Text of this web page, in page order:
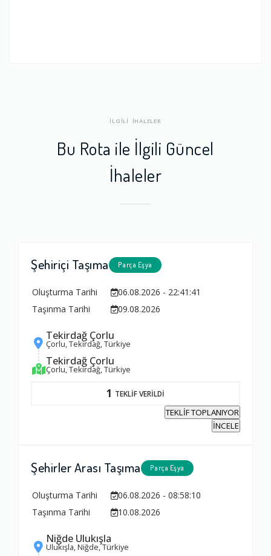
İLGİLİ İHALELER
Bu Rota ile İlgili Güncel
İhaleler
Şehiriçi Taşıma Parça Eşya
Oluşturma Tarihi
06.08.2026 - 22:41:41
Taşınma Tarihi
09.08.2026
Tekirdağ Çorlu
Çorlu, Tekirdağ, Türkiye
Tekirdağ Çorlu
Çorlu, Tekirdağ, Türkiye
1 TEKLİF VERİLDİ
TEKLİF TOPLANIYOR
İNCELE
Şehirler Arası Taşıma Parça Eşya
Oluşturma Tarihi
06.08.2026 - 08:58:10
Taşınma Tarihi
10.08.2026
Niğde Ulukışla
Ulukışla, Niğde, Türkiye